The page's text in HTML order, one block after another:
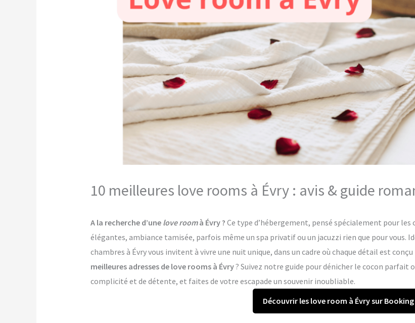
10 meilleures love rooms à Évry : avis & guide
A la recherche d’une love roomà Évry ? Ce type d’hébergement, pensé spécialement pour
élégantes, ambiance tamisée, parfois même un spa privatif ou un jacuzzi rien que pour vous.
chambres à Évry vous invitent à vivre une nuit unique, dans un cadre où chaque détail est
meilleures adresses de love rooms à Évry? Suivez notre guide pour dénicher le cocon parfait
complicité et de détente, et faites de votre escapade un souvenir inoubliable.
Découvrir les love room à Évry sur Booking